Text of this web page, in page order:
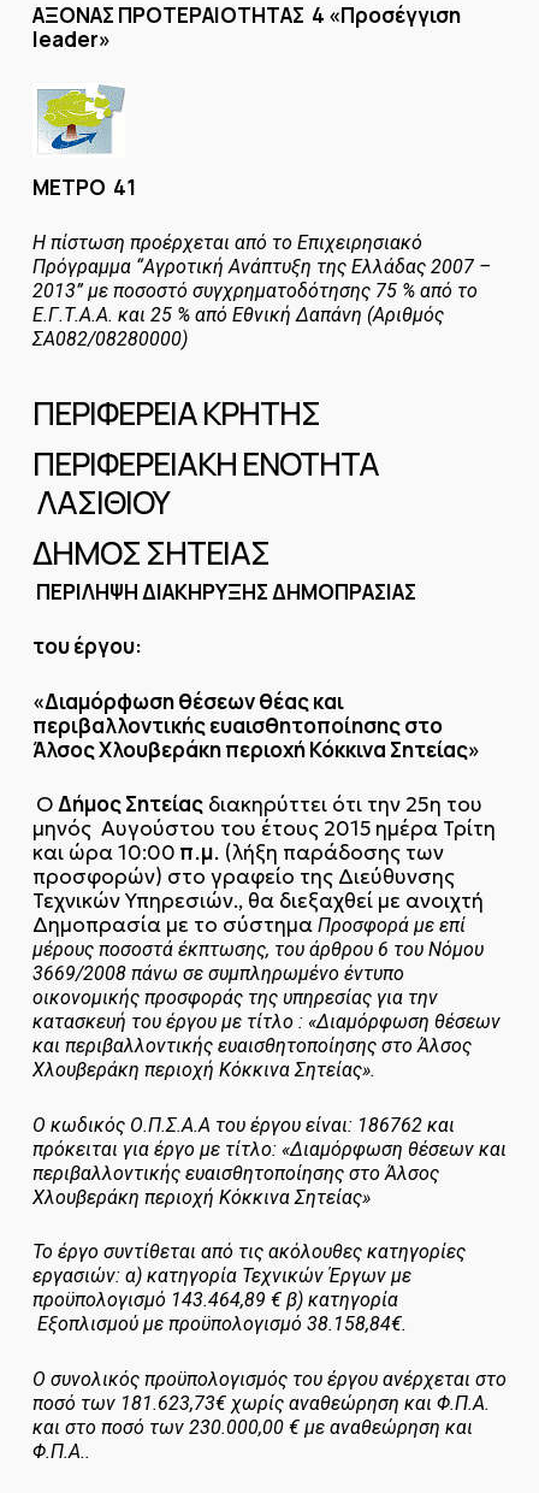
ΑΞΟΝΑΣ ΠΡΟΤΕΡΑΙΟΤΗΤΑΣ 4 «Προσέγγιση
leader»
ΜΕΤΡΟ 41
Η πίστωση προέρχεται από το Επιχειρησιακό
Πρόγραμμα “Αγροτική Ανάπτυξη της Ελλάδας 2007 –
2013” με ποσοστό συγχρηματοδότησης 75 % από το
Ε.Γ.Τ.Α.Α. και 25 % από Εθνική Δαπάνη (Αριθμός
ΣΑ082/08280000)
ΠΕΡΙΦΕΡΕΙΑ ΚΡΗΤΗΣ
ΠΕΡΙΦΕΡΕΙΑΚΗ ΕΝΟΤΗΤΑ
ΛΑΣΙΘΙΟΥ
ΔΗΜΟΣ ΣΗΤΕΙΑΣ
ΠΕΡΙΛΗΨΗ ΔΙΑΚΗΡΥΞΗΣ ΔΗΜΟΠΡΑΣΙΑΣ
του έργου:
«Διαμόρφωση θέσεων θέας και
περιβαλλοντικής ευαισθητοποίησης στο
Άλσος Χλουβεράκη περιοχή Κόκκινα Σητείας»
ΟΔήμος Σητείαςδιακηρύττει ότι την 25η του
μηνός Αυγούστου του έτους 2015 ημέρα Τρίτη
και ώρα 10:00 π.μ. (λήξη παράδοσης των
προσφορών) στο γραφείο της Διεύθυνσης
Τεχνικών Υπηρεσιών., θα διεξαχθεί με ανοιχτή
Δημοπρασία με το σύστημα Προσφορά με επί
μέρους ποσοστά έκπτωσης, του άρθρου 6 του Νόμου
3669/2008 πάνω σε συμπληρωμένο έντυπο
οικονομικής προσφοράς της υπηρεσίας για την
κατασκευή του έργου με τίτλο : «Διαμόρφωση θέσεων
και περιβαλλοντικής ευαισθητοποίησης στο Άλσος
Χλουβεράκη περιοχή Κόκκινα Σητείας».
Ο κωδικός Ο.Π.Σ.Α.Α του έργου είναι: 186762 και
πρόκειται για έργο με τίτλο: «Διαμόρφωση θέσεων και
περιβαλλοντικής ευαισθητοποίησης στο Άλσος
Χλουβεράκη περιοχή Κόκκινα Σητείας»
Το έργο συντίθεται από τις ακόλουθες κατηγορίες
εργασιών: α) κατηγορία Τεχνικών Έργων με
προϋπολογισμό 143.464,89 € β) κατηγορία
Εξοπλισμού με προϋπολογισμό 38.158,84€.
Ο συνολικός προϋπολογισμός του έργου ανέρχεται στο
ποσό των 181.623,73€ χωρίς αναθεώρηση και Φ.Π.Α.
και στο ποσό των 230.000,00 € με αναθεώρηση και
Φ.Π.Α..